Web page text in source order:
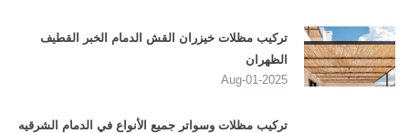
تركيب مظلات خيزران القش الدمام الخبر القطيف
الظهران
2025-Aug-01
تركيب مظلات وسواتر جميع الأنواع في الدمام الشرقيه